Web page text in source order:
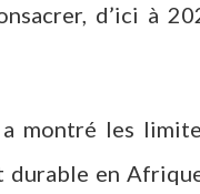
d’ici à
montré les
durable en